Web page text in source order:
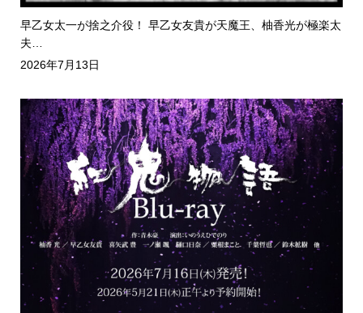
早乙女太一が捨之介役！ 早乙女友貴が天魔王、柚香光が極楽太
夫…
2026年7月13日